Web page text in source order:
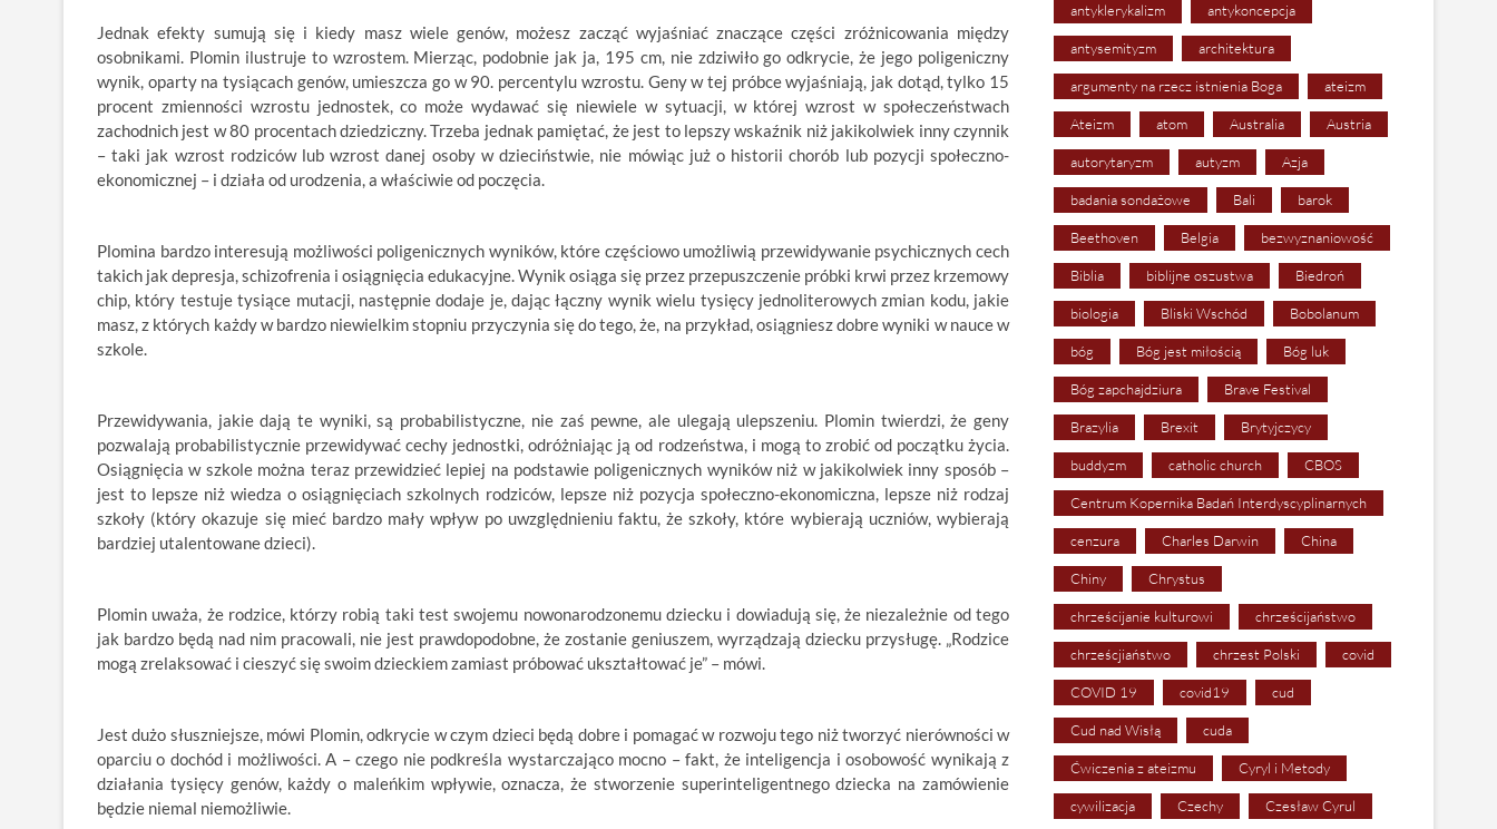
Jednak efekty sumują się i kiedy masz wiele genów, możesz zacząć wyjaśniać znaczące części zróżnicowania między
osobnikami. Plomin ilustruje to wzrostem. Mierząc, podobnie jak ja, 195 cm, nie zdziwiło go odkrycie, że jego poligeniczny
wynik, oparty na tysiącach genów, umieszcza go w 90. percentylu wzrostu. Geny w tej próbce wyjaśniają, jak dotąd, tylko 15
procent zmienności wzrostu jednostek, co może wydawać się niewiele w sytuacji, w której wzrost w społeczeństwach
zachodnich jest w 80 procentach dziedziczny. Trzeba jednak pamiętać, że jest to lepszy wskaźnik niż jakikolwiek inny czynnik
– taki jak wzrost rodziców lub wzrost danej osoby w dzieciństwie, nie mówiąc już o historii chorób lub pozycji społeczno-
ekonomicznej – i działa od urodzenia, a właściwie od poczęcia.
Plomina bardzo interesują możliwości poligenicznych wyników, które częściowo umożliwią przewidywanie psychicznych cech
takich jak depresja, schizofrenia i osiągnięcia edukacyjne. Wynik osiąga się przez przepuszczenie próbki krwi przez krzemowy
chip, który testuje tysiące mutacji, następnie dodaje je, dając łączny wynik wielu tysięcy jednoliterowych zmian kodu, jakie
masz, z których każdy w bardzo niewielkim stopniu przyczynia się do tego, że, na przykład, osiągniesz dobre wyniki w nauce w
szkole.
Przewidywania, jakie dają te wyniki, są probabilistyczne, nie zaś pewne, ale ulegają ulepszeniu. Plomin twierdzi, że geny
pozwalają probabilistycznie przewidywać cechy jednostki, odróżniając ją od rodzeństwa, i mogą to zrobić od początku życia.
Osiągnięcia w szkole można teraz przewidzieć lepiej na podstawie poligenicznych wyników niż w jakikolwiek inny sposób –
jest to lepsze niż wiedza o osiągnięciach szkolnych rodziców, lepsze niż pozycja społeczno-ekonomiczna, lepsze niż rodzaj
szkoły (który okazuje się mieć bardzo mały wpływ po uwzględnieniu faktu, że szkoły, które wybierają uczniów, wybierają
bardziej utalentowane dzieci).
Plomin uważa, że rodzice, którzy robią taki test swojemu nowonarodzonemu dziecku i dowiadują się, że niezależnie od tego
jak bardzo będą nad nim pracowali, nie jest prawdopodobne, że zostanie geniuszem, wyrządzają dziecku przysługę. „Rodzice
mogą zrelaksować i cieszyć się swoim dzieckiem zamiast próbować ukształtować je” – mówi.
Jest dużo słuszniejsze, mówi Plomin, odkrycie w czym dzieci będą dobre i pomagać w rozwoju tego niż tworzyć nierówności w
oparciu o dochód i możliwości. A – czego nie podkreśla wystarczająco mocno – fakt, że inteligencja i osobowość wynikają z
działania tysięcy genów, każdy o maleńkim wpływie, oznacza, że stworzenie superinteligentnego dziecka na zamówienie
będzie niemal niemożliwie.
antyklerykalizm antykoncepcja
antysemityzm architektura
argumenty na rzecz istnienia Boga ateizm
Ateizm atom Australia Austria
autorytaryzm autyzm Azja
badania sondażowe Bali barok
Beethoven Belgia bezwyznaniowość
Biblia biblijne oszustwa Biedroń
biologia Bliski Wschód Bobolanum
bóg Bóg jest miłością Bóg luk
Bóg zapchajdziura Brave Festival
Brazylia Brexit Brytyjczycy
buddyzm catholic church CBOS
Centrum Kopernika Badań Interdyscyplinarnych
cenzura Charles Darwin China
Chiny Chrystus
chrześcijanie kulturowi chrześcijaństwo
chrześcjiaństwo chrzest Polski covid
COVID 19 covid19 cud
Cud nad Wisłą cuda
Ćwiczenia z ateizmu Cyryl i Metody
cywilizacja Czechy Czesław Cyrul